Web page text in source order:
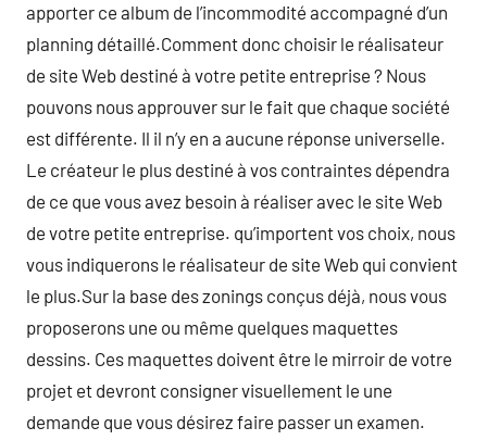
apporter ce album de l’incommodité accompagné d’un
planning détaillé.Comment donc choisir le réalisateur
de site Web destiné à votre petite entreprise ? Nous
pouvons nous approuver sur le fait que chaque société
est différente. Il il n’y en a aucune réponse universelle.
Le créateur le plus destiné à vos contraintes dépendra
de ce que vous avez besoin à réaliser avec le site Web
de votre petite entreprise. qu’importent vos choix, nous
vous indiquerons le réalisateur de site Web qui convient
le plus.Sur la base des zonings conçus déjà, nous vous
proposerons une ou même quelques maquettes
dessins. Ces maquettes doivent être le mirroir de votre
projet et devront consigner visuellement le une
demande que vous désirez faire passer un examen.